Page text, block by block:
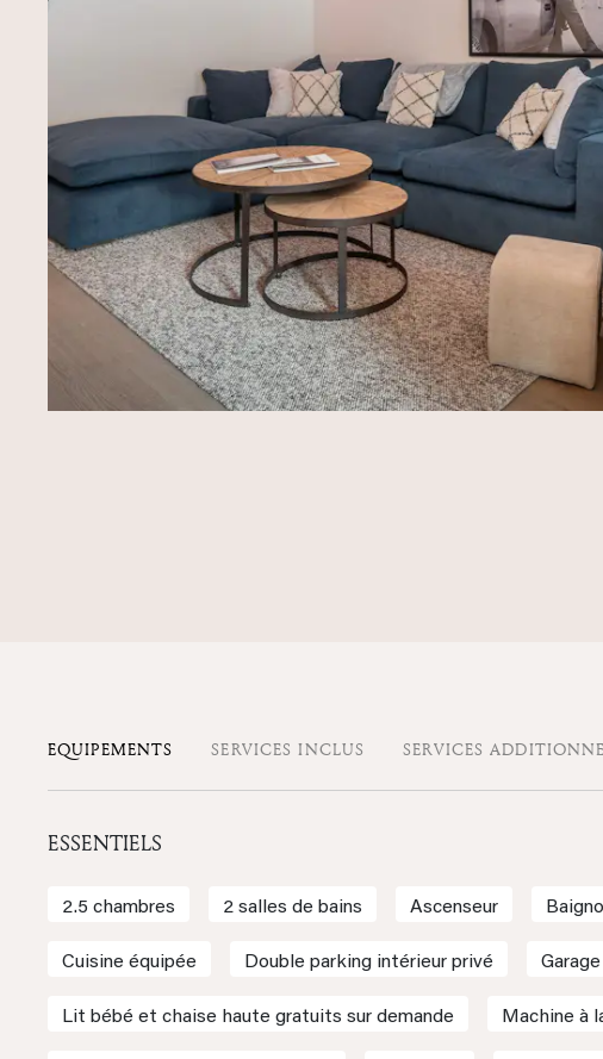
EQUIPEMENTS SERVICES INCLUS SERVICES
ESSENTIELS
2.5 chambres 2 salles de bains Ascenseur
Cuisine équipée Double parking intérieur privé
Lit bébé et chaise haute gratuits sur demande Machine à